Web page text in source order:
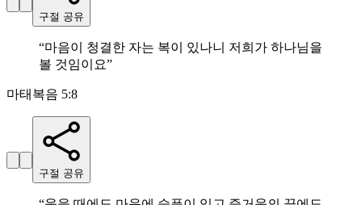
구절 공유
“마음이 청결한 자는 복이 있나니 저희가 하나님을
볼 것임이요”
마태복음 5:8
구절 공유